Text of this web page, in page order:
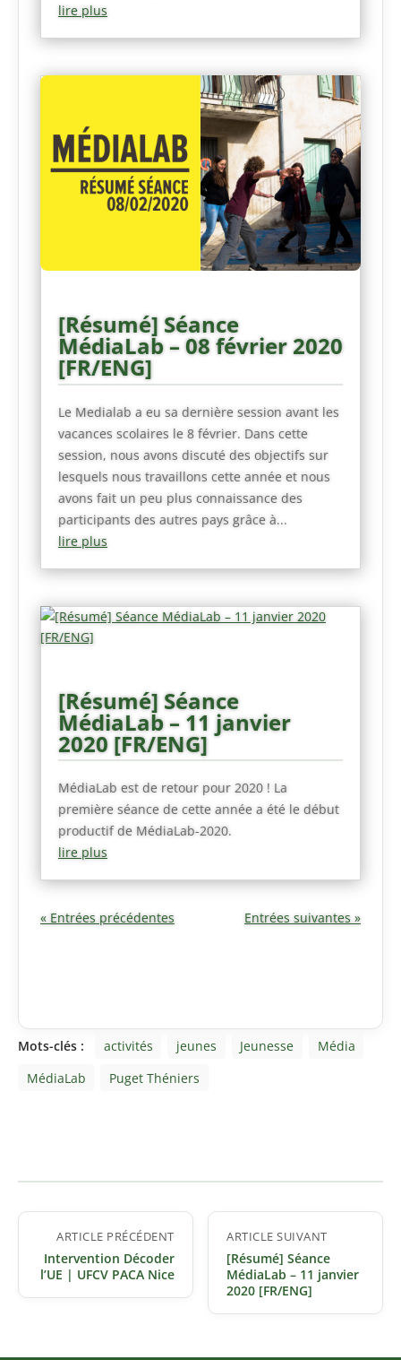
lire plus
[Résumé] Séance
MédiaLab – 08 février 2020
[FR/ENG]
Le Medialab a eu sa dernière session avant les
vacances scolaires le 8 février. Dans cette
session, nous avons discuté des objectifs sur
lesquels nous travaillons cette année et nous
avons fait un peu plus connaissance des
participants des autres pays grâce à...
lire plus
[Résumé] Séance
MédiaLab – 11 janvier
2020 [FR/ENG]
MédiaLab est de retour pour 2020 ! La
première séance de cette année a été le début
productif de MédiaLab-2020.
lire plus
« Entrées précédentes Entrées suivantes »
Mots-clés : activités jeunes Jeunesse
Média
MédiaLab
Puget Théniers
Navigation
l’article
ARTICLE PRÉCÉDENT
Intervention Décoder
l’UE | UFCV PACA Nice
ARTICLE SUIVANT
[Résumé] Séance
MédiaLab – 11 janvier
2020 [FR/ENG]